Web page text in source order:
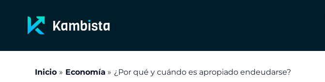
contenido
Inicio Economía ¿Por qué y cuándo es apropiado endeudarse?